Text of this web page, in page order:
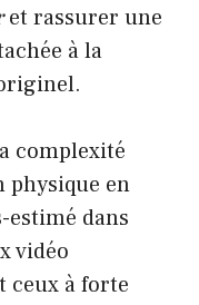
et rassurer une
à la
complexité
physique en
estimé dans
vidéo
ceux à forte